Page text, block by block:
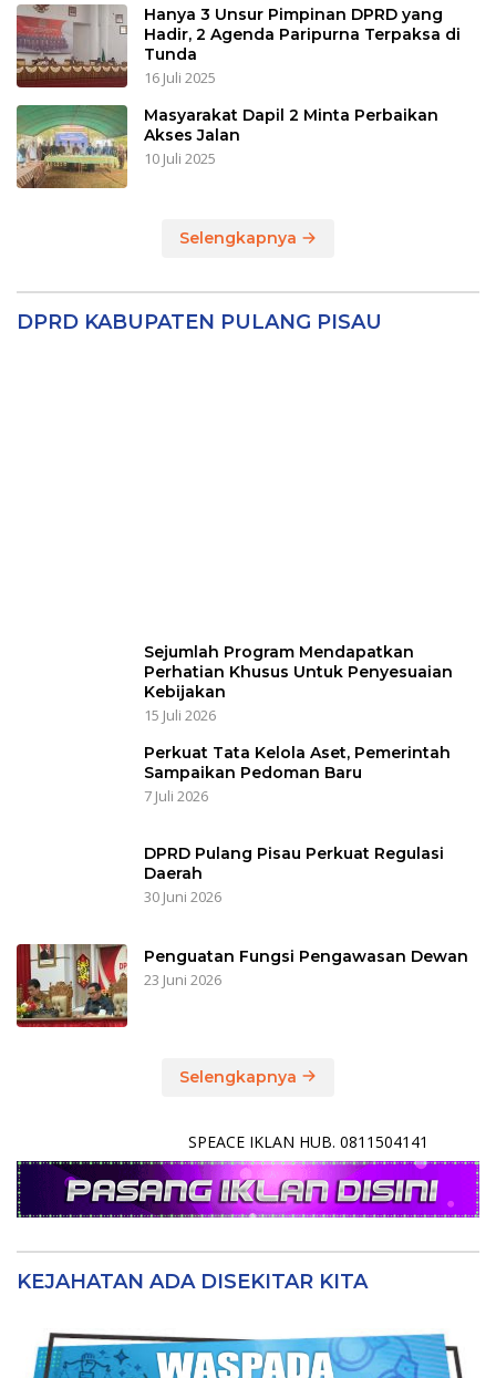
Hanya 3 Unsur Pimpinan DPRD yang
Hadir, 2 Agenda Paripurna Terpaksa di
Tunda
16 Juli 2025
Masyarakat Dapil 2 Minta Perbaikan
Akses Jalan
10 Juli 2025
Selengkapnya
DPRD KABUPATEN PULANG PISAU
Sejumlah Program Mendapatkan
Perhatian Khusus Untuk Penyesuaian
Kebijakan
15 Juli 2026
Perkuat Tata Kelola Aset, Pemerintah
Sampaikan Pedoman Baru
7 Juli 2026
DPRD Pulang Pisau Perkuat Regulasi
Daerah
30 Juni 2026
Penguatan Fungsi Pengawasan Dewan
23 Juni 2026
Selengkapnya
SPEACE IKLAN HUB. 0811504141
KEJAHATAN ADA DISEKITAR KITA